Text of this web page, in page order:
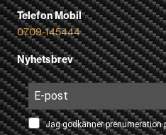
Telefon Mobil
0709-145444
Nyhetsbrev
Jag godkänner prenumeration